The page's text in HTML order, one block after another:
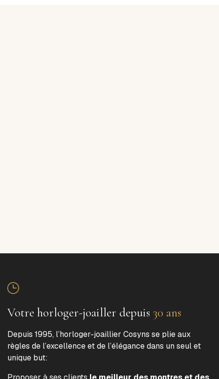
Votre horloger-joailler depuis 30 ans
Depuis 1995, l’horloger-joaillier Cosyns se plie aux
règles de l’excellence et de l’élégance dans un seul et
unique but: